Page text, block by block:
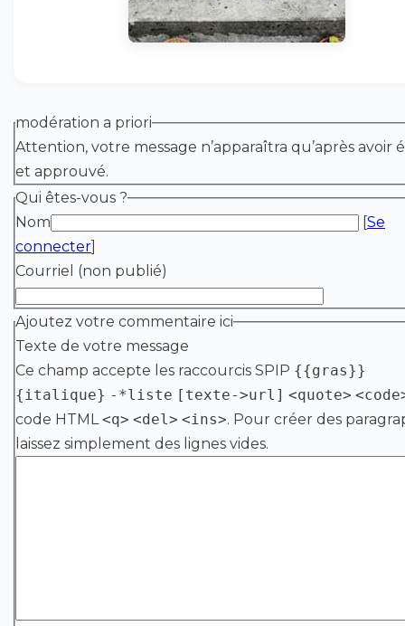
modération a priori
Attention, votre message n’apparaîtra qu’après avoir
et approuvé.
Qui êtes-vous ?
Nom
[Se
connecter]
Courriel (non publié)
Ajoutez votre commentaire ici
Texte de votre message
Ce champ accepte les raccourcis SPIP {{gras}}
{italique} -*liste [texte->url] <quote>
code HTML<q> <del> <ins>. Pour créer des
laissez simplement des lignes vides.